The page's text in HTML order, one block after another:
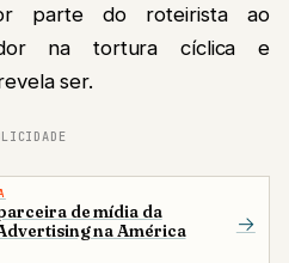
parte do roteirista ao
na tortura cíclica e
ser.
de mídia da
na América
→